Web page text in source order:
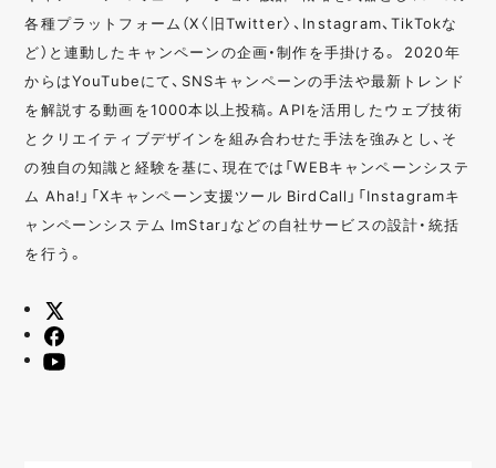
各種プラットフォーム（X〈旧Twitter〉、Instagram、TikTokな
ど）と連動したキャンペーンの企画・制作を手掛ける。 2020年
からはYouTubeにて、SNSキャンペーンの手法や最新トレンド
を解説する動画を1000本以上投稿。APIを活用したウェブ技術
とクリエイティブデザインを組み合わせた手法を強みとし、そ
の独自の知識と経験を基に、現在では「WEBキャンペーンシステ
ム Aha!」「Xキャンペーン支援ツール BirdCall」「Instagramキ
ャンペーンシステム ImStar」などの自社サービスの設計・統括
を行う。